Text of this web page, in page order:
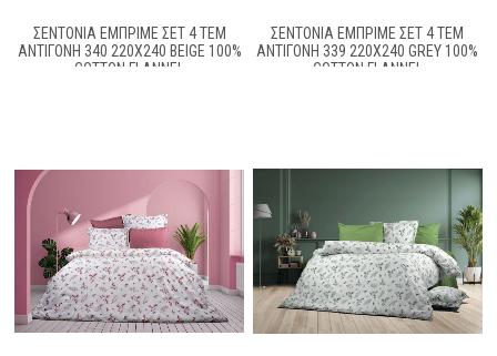
ΣΕΝΤΌΝΙΑ ΕΜΠΡΙΜΈ ΣΕΤ 4 ΤΕΜ
ΑΝΤΙΓΌΝΗ 340 220X240 BEIGE 100%
COTTON FLANNEL
ΣΕΝΤΌΝΙΑ ΕΜΠΡΙΜΈ ΣΕΤ 4 ΤΕΜ
ΑΝΤΙΓΌΝΗ 339 220X240 GREY 100%
COTTON FLANNEL